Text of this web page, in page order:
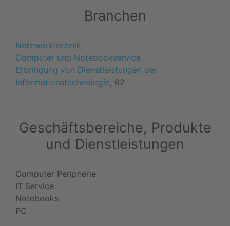
Branchen
Netzwerktechnik
Computer und Notebookservice
Erbringung von Dienstleistungen der
Informationstechnologie, 62
Geschäftsbereiche, Produkte
und Dienstleistungen
Computer Peripherie
IT Service
Notebooks
PC